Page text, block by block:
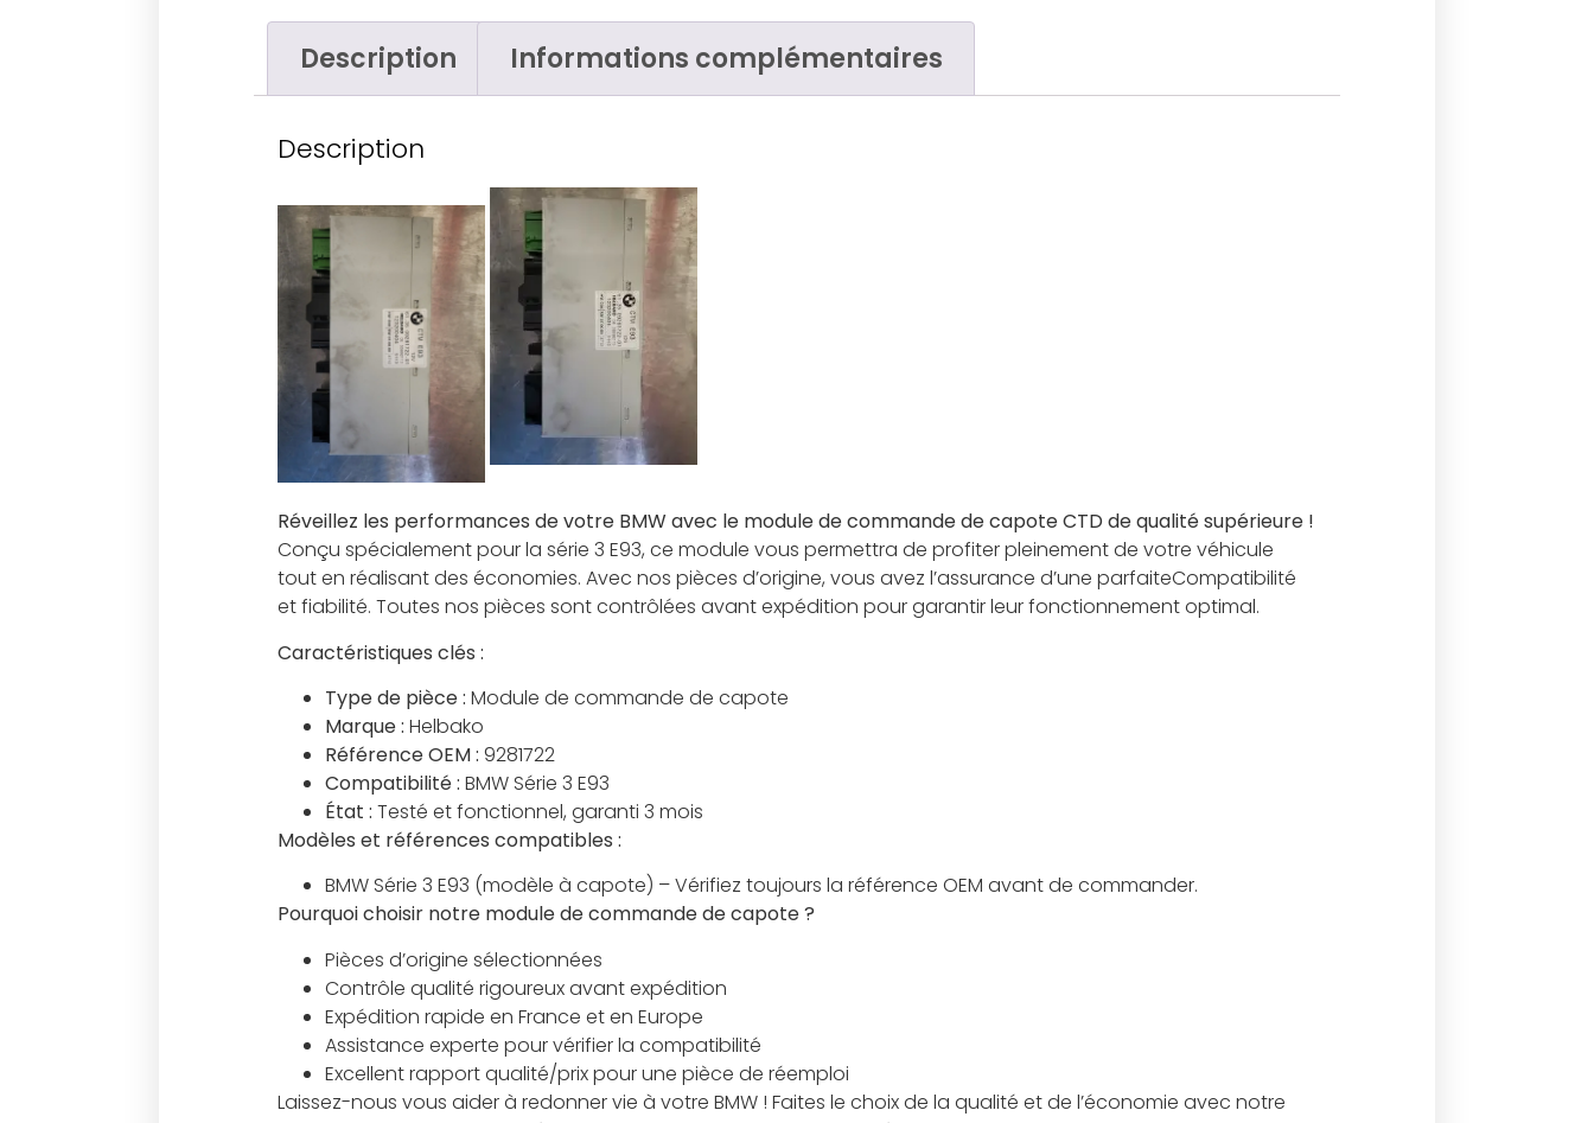
Description Informations complémentaires
Description
Réveillez les performances de votre BMW avec le module de commande de capote CTD de qualité supérieure !
Conçu spécialement pour la série 3 E93, ce module vous permettra de profiter pleinement de votre véhicule
tout en réalisant des économies. Avec nos pièces d’origine, vous avez l’assurance d’une parfaiteCompatibilité
et fiabilité. Toutes nos pièces sont contrôlées avant expédition pour garantir leur fonctionnement optimal.
Caractéristiques clés :
Type de pièce : Module de commande de capote
Marque : Helbako
Référence OEM : 9281722
Compatibilité : BMW Série 3 E93
État : Testé et fonctionnel, garanti 3 mois
Modèles et références compatibles :
BMW Série 3 E93 (modèle à capote) – Vérifiez toujours la référence OEM avant de commander.
Pourquoi choisir notre module de commande de capote ?
Pièces d’origine sélectionnées
Contrôle qualité rigoureux avant expédition
Expédition rapide en France et en Europe
Assistance experte pour vérifier la compatibilité
Excellent rapport qualité/prix pour une pièce de réemploi
Laissez-nous vous aider à redonner vie à votre BMW ! Faites le choix de la qualité et de l’économie avec notre